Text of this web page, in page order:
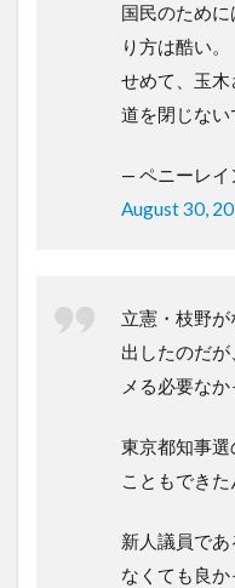
国民のため
り方は酷い。
せめて、玉
道を閉じない
— ペニーレ
August 30,
立憲・枝野
出したのだ
メる必要な
東京都知事
こともできた
新人議員で
なくても良か